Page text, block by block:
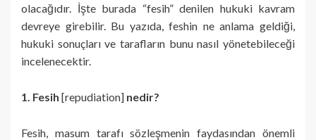
olacağıdır. İşte burada “fesih” denilen hukuki kavram
devreye girebilir. Bu yazıda, feshin ne anlama geldiği,
hukuki sonuçları ve tarafların bunu nasıl yönetebileceği
incelenecektir.
1. Fesih [repudiation] nedir?
Fesih, masum tarafı sözleşmenin faydasından önemli